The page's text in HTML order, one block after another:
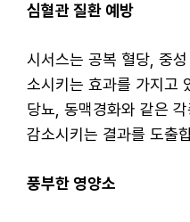
심혈관 질환 예방
시서스는 공복 혈당, 중
소시키는 효과를 가지고
당뇨, 동맥경화와 같은
감소시키는 결과를 도출
풍부한 영양소